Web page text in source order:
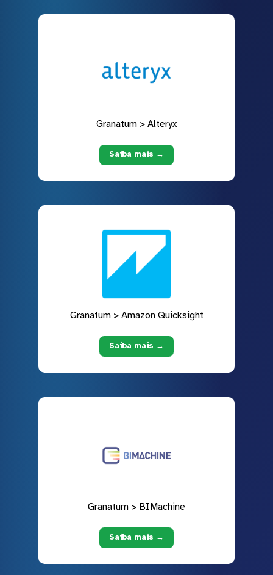
Granatum > Alteryx
Saiba mais →
Granatum > Amazon Quicksight
Saiba mais →
Granatum > BIMachine
Saiba mais →